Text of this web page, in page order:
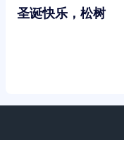
圣诞快乐，松树